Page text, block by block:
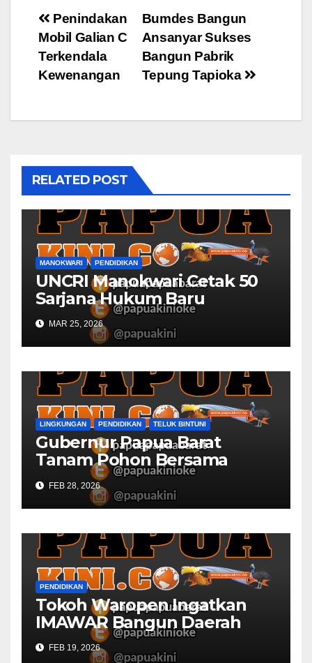
Post
navigation
Bumdes Bangun
Ansanyar Sukses
Bangun Pabrik
Tepung Tapioka
Penindakan
Mobil Galian C
Terkendala
Kewenangan
RELATED POST
MANOKWARI PENDIDIKAN
UNCRI Manokwari Cetak 50
Sarjana Hukum Baru
MAR 25, 2026
LINGKUNGAN PENDIDIKAN TELUK BINTUNI
Gubernur Papua Barat
Tanam Pohon Bersama
Civitas Academica
Universitas Muhammadiyah
FEB 28, 2026
PENDIDIKAN
Tokoh Waropen Ingatkan
IMAWAR Bangun Daerah
FEB 19, 2026